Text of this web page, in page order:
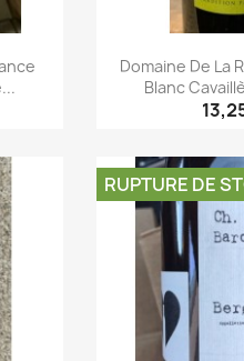
Domaine De La
Blanc

RUPTURE DE